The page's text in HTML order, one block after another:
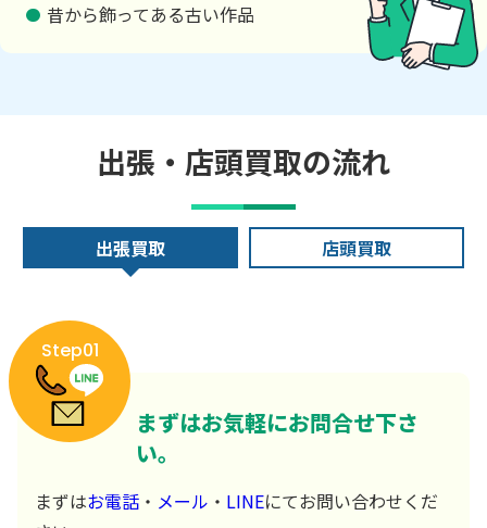
昔から飾ってある古い作品
出張・店頭買取の流れ
出張買取 店頭買取
Step01
まずはお気軽にお問合せ下さ
い。
まずはお電話 ・ メール ・ LINEにてお問い合わせくだ